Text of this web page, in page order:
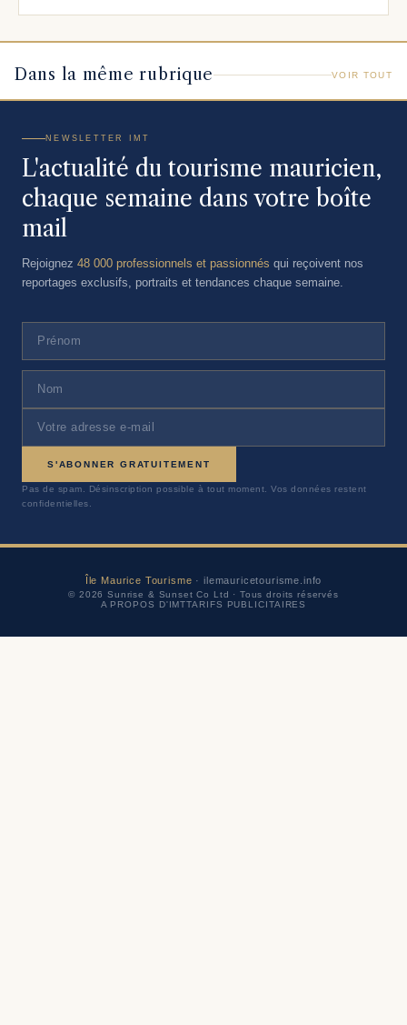
Dans la même rubrique VOIR TOUT
NEWSLETTER IMT
L'actualité du tourisme mauricien,
chaque semaine dans votre boîte
mail
Rejoignez 48 000 professionnels et passionnés qui reçoivent nos
reportages exclusifs, portraits et tendances chaque semaine.
S'ABONNER GRATUITEMENT
Pas de spam. Désinscription possible à tout moment. Vos données restent
confidentielles.
Île Maurice Tourisme · ilemauricetourisme.info
© 2026 Sunrise & Sunset Co Ltd · Tous droits réservés
A PROPOS D'IMTTARIFS PUBLICITAIRES